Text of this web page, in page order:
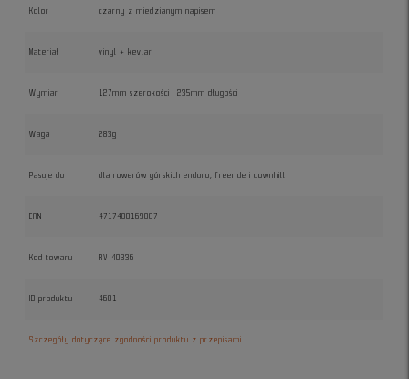
Kolor czarny z miedzianym napisem
Materiał vinyl + kevlar
Wymiar 127mm szerokości i 235mm długości
Waga 283g
Pasuje do dla rowerów górskich enduro, freeride i downhill
EAN 4717480169887
Kod towaru RV-40336
ID produktu 4601
Szczegóły dotyczące zgodności produktu z przepisami